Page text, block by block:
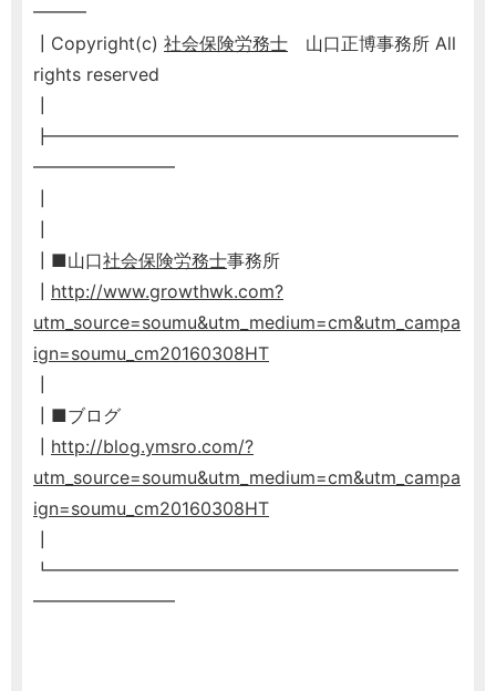
━━━
┃Copyright(c) 社会保険労務士 山口正博事務所 All
rights reserved
┣━━━━━━━━━━━━━━━━━━━━━━━
━━━━━━━━
┃■山口社会保険労務士事務所
http://www.growthwk.com?
utm_source=soumu&utm_medium=cm&utm_campa
ign=soumu_cm20160308HT
┃■ブログ
http://blog.ymsro.com/?
utm_source=soumu&utm_medium=cm&utm_campa
ign=soumu_cm20160308HT
┗━━━━━━━━━━━━━━━━━━━━━━━
━━━━━━━━